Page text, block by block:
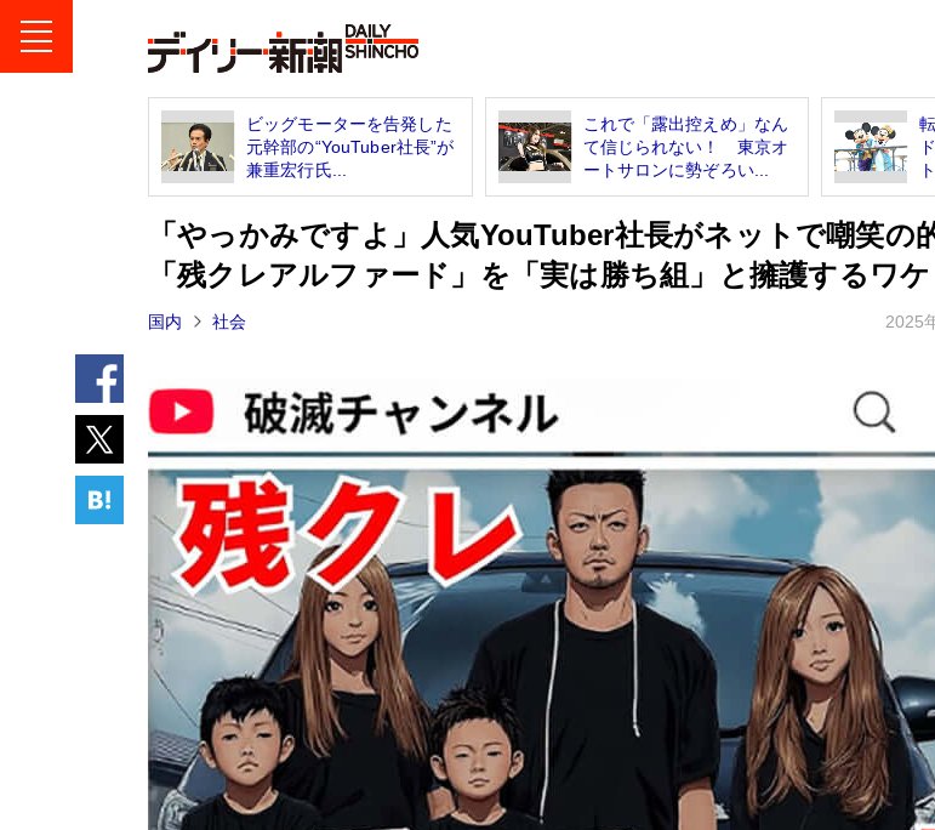
ビッグモーターを告発した
元幹部の“YouTuber社長”が
兼重宏行氏...
これで「露出控えめ」なん
て信じられない！ 東京オ
ートサロンに勢ぞろい...
「やっかみですよ」人気YouTuber社長がネットで嘲笑の
「残クレアルファード」を「実は勝ち組」と擁護するワケ
国内 社会 2025